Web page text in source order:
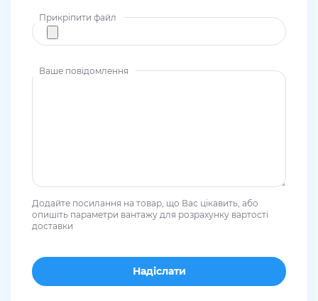
Прикріпити файл
Ваше повідомлення
Додайте посилання на товар, що Вас цікавить, або
опишіть параметри вантажу для розрахунку вартості
доставки